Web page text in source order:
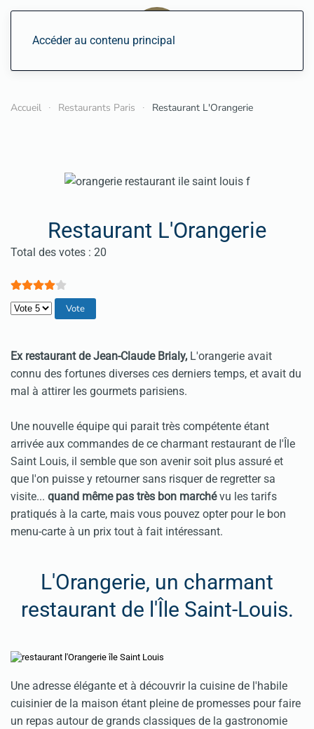
Accéder au contenu principal
Accueil Restaurants Paris Restaurant L'Orangerie
Restaurant L'Orangerie
Vote utilisateur:4/
Total des votes : 20
Veuillez voter
Ex restaurant de Jean-Claude Brialy, L'orangerie avait
connu des fortunes diverses ces derniers temps, et avait du
mal à attirer les gourmets parisiens.
Une nouvelle équipe qui parait très compétente étant
arrivée aux commandes de ce charmant restaurant de l'Île
Saint Louis, il semble que son avenir soit plus assuré et
que l'on puisse y retourner sans risquer de regretter sa
visite... quand même pas très bon marchévu les tarifs
pratiqués à la carte, mais vous pouvez opter pour le bon
menu-carte à un prix tout à fait intéressant.
L'Orangerie, un charmant
restaurant de l'Île Saint-Louis.
Une adresse élégante et à découvrir la cuisine de l'habile
cuisinier de la maison étant pleine de promesses pour faire
un repas autour de grands classiques de la gastronomie